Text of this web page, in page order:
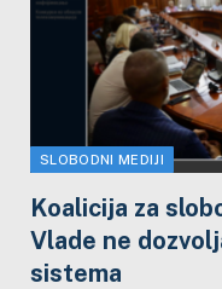
SLOBODNI MEDIJI
Koalicija za
Vlade ne
sistema